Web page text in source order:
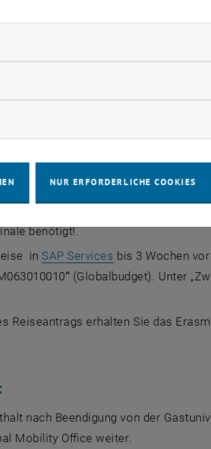
bestehende
entsprechenden Zieluniversität
ihrer Lehrveranstaltung mit
Agreement - Teaching" ein
TUW) unterzeichnen und leiten
benötigt!.
in SAP Services bis 3 Wochen
“ (Globalbudget). Unter
Reiseantrags erhalten Sie das
nach Beendigung von der
Mobility Office weiter.
NUR ERFORDERLICHE COOKIES